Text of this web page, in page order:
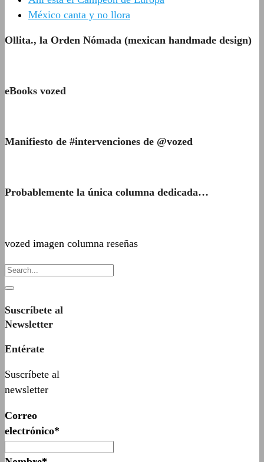
México canta y no llora
Ollita., la Orden Nómada (mexican handmade design)
eBooks vozed
Manifiesto de #intervenciones de @vozed
Probablemente la única columna dedicada…
vozed imagen columna reseñas
Suscríbete al
Newsletter
Entérate
Suscríbete al
newsletter
Correo
electrónico*